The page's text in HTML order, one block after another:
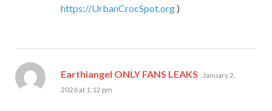
https://UrbanCrocSpot.org )
Earthiangel ONLY FANS LEAKS says:
January 2,
2026 at 1:12 pm